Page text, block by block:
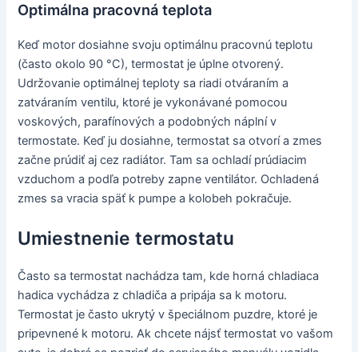
Optimálna pracovná teplota
Keď motor dosiahne svoju optimálnu pracovnú teplotu
(často okolo 90 °C), termostat je úplne otvorený.
Udržovanie optimálnej teploty sa riadi otváraním a
zatváraním ventilu, ktoré je vykonávané pomocou
voskových, parafínových a podobných náplní v
termostate. Keď ju dosiahne, termostat sa otvorí a zmes
začne prúdiť aj cez radiátor. Tam sa ochladí prúdiacim
vzduchom a podľa potreby zapne ventilátor. Ochladená
zmes sa vracia späť k pumpe a kolobeh pokračuje.
Umiestnenie termostatu
Často sa termostat nachádza tam, kde horná chladiaca
hadica vychádza z chladiča a pripája sa k motoru.
Termostat je často ukrytý v špeciálnom puzdre, ktoré je
pripevnené k motoru. Ak chcete nájsť termostat vo vašom